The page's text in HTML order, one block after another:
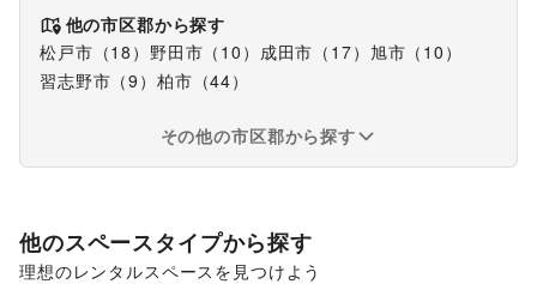
他の市区郡から探す
松戸市 （18 ） 野田市 （ 10 ） 成田市 （ 17） 旭市 （ 10 ）
習志野市 （9 ） 柏市 （44）
その他の市区郡から探す
他のスペースタイプから探す
理想のレンタルスペースを見つけよう